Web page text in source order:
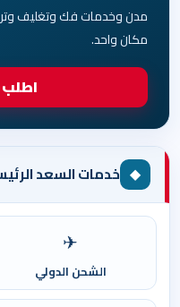
مدن وخدمات فك وتغليف
مكان واحد.
◆ خدمات السعد
✈
الشحن الدولي